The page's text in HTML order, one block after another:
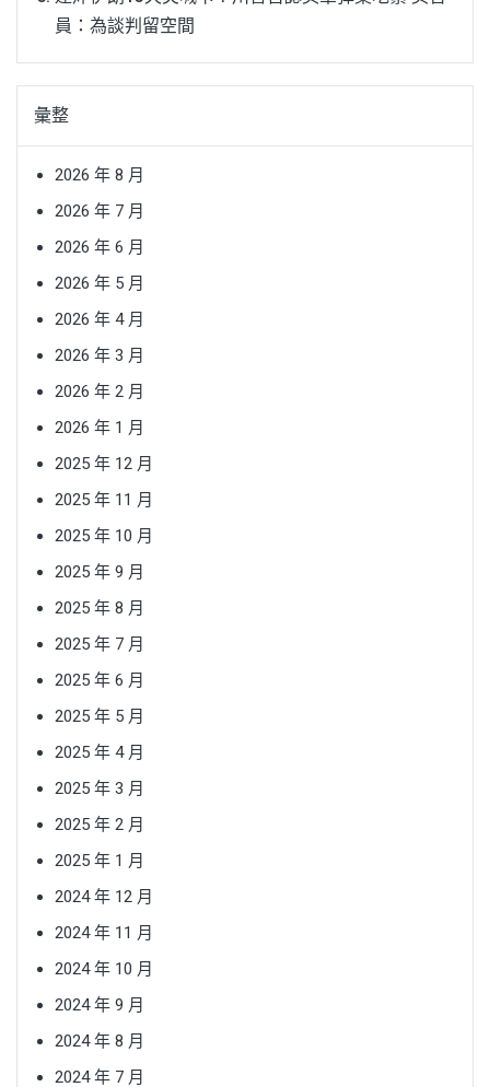
員：為談判留空間
彙整
2026 年 8 月
2026 年 7 月
2026 年 6 月
2026 年 5 月
2026 年 4 月
2026 年 3 月
2026 年 2 月
2026 年 1 月
2025 年 12 月
2025 年 11 月
2025 年 10 月
2025 年 9 月
2025 年 8 月
2025 年 7 月
2025 年 6 月
2025 年 5 月
2025 年 4 月
2025 年 3 月
2025 年 2 月
2025 年 1 月
2024 年 12 月
2024 年 11 月
2024 年 10 月
2024 年 9 月
2024 年 8 月
2024 年 7 月